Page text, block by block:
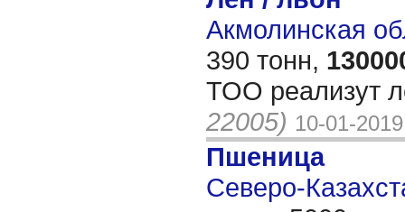
Акмолинская
390 тонн,
ТОО реализут
22005) 10-01-2019
Пшеница
Северо-